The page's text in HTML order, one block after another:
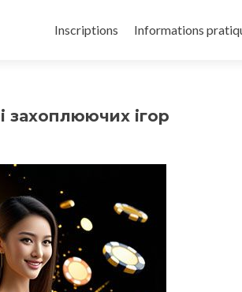
Inscriptions Informations
захоплюючих ігор